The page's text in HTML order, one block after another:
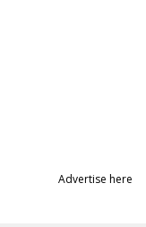
Advertise here